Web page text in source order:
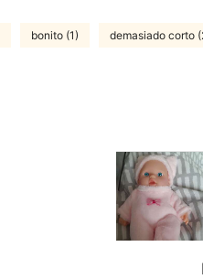
bonito (1) demasiado corto